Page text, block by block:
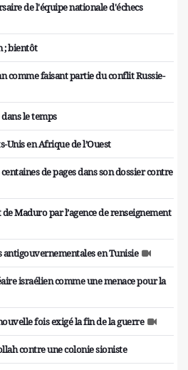
de l'équipe nationale d'échecs
; bientôt
comme faisant partie du conflit Russie-
le temps
Unis en Afrique de l’Ouest
de pages dans son dossier contre
de Maduro par l’agence de renseignement
en Tunisie
israélien comme une menace pour la
fois exigé la fin de la guerre
contre une colonie sioniste